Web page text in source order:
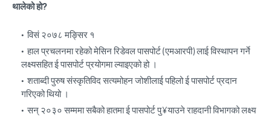
थालेको हो?
विसं २०७८ मङ्सिर १
हाल प्रचलनमा रहेको मेसिन रिडेवल पासपोर्ट (एमआरपी) लाई विस्थापन गर्ने
लक्ष्यसहित ई पासपोर्ट प्रयोगमा ल्याइएको हो ।
शताब्दी पुरुष संस्कृतिविद सत्यमोहन जोशीलाई पहिलो ई पासपोर्ट प्रदान
गरिएको थियो ।
सन् २०३० सम्ममा सबैको हातमा ई पासपोर्ट पु¥याउने राहदानी विभागको लक्ष्य